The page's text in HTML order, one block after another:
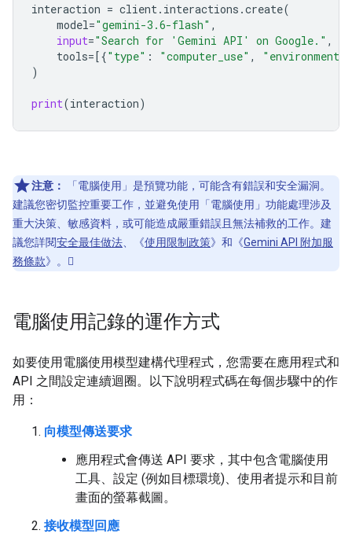
interaction = client. interactions .create(
model="gemini-3.6-flash" ,
input="Search for 'Gemini API' on Google." ,
tools=[{"type" : "computer_use" , "environment"
)
print(interaction)
注意：
「電腦使用」是預覽功能，可能含有錯誤和安全漏洞。
建議您密切監控重要工作，並避免使用「電腦使用」功能處理涉及
重大決策、敏感資料，或可能造成嚴重錯誤且無法補救的工作。建
議您詳閱安全最佳做法 、《使用限制政策》和《Gemini API 附加服
務條款》。
電腦使用記錄的運作方式
如要使用電腦使用模型建構代理程式，您需要在應用程式和
API 之間設定連續迴圈。以下說明程式碼在每個步驟中的作
用：
向模型傳送要求
應用程式會傳送 API 要求，其中包含電腦使用
工具、設定 (例如目標環境)、使用者提示和目前
畫面的螢幕截圖。
接收模型回應